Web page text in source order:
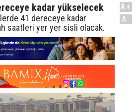
kadar yükselecek
41 dereceye kadar
saatleri yer yer sisli olacak.
A+
A-